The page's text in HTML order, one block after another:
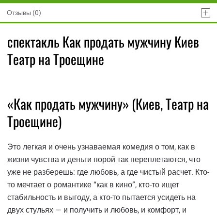
Отзывы (0)
спектакль Как продать мужчину Киев
Театр на Троещине
«Как продать мужчину» (Киев, Театр на
Троещине)
Это легкая и очень узнаваемая комедия о том, как в
жизни чувства и деньги порой так переплетаются, что
уже не разберешь: где любовь, а где чистый расчет. Кто-
то мечтает о романтике “как в кино”, кто-то ищет
стабильность и выгоду, а кто-то пытается усидеть на
двух стульях — и получить и любовь, и комфорт, и